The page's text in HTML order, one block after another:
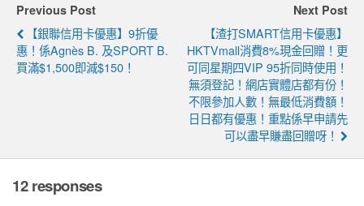
Previous Post
【銀聯信用卡優惠】9折優
惠！係agnès B. 及SPORT B.
買滿$1,500即減$150！
Next Post
【渣打SMART信用卡優惠】
HKTVmall消費8%現金回贈！更
可同星期四VIP 95折同時使用！
無須登記！網店實體店都有份！
不限參加人數！無最低消費額！
日日都有優惠！重點係早申請先
可以盡早賺盡回贈呀！
12 responses